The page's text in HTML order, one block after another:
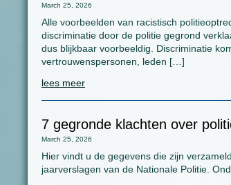
March 25, 2026
Alle voorbeelden van racistisch
discriminatie door de politie gegrond
dus blijkbaar voorbeeldig. Discriminatie
vertrouwenspersonen, leden […]
lees meer
7 gegronde klachten over
March 25, 2026
Hier vindt u de gegevens die zijn
jaarverslagen van de Nationale Politie.